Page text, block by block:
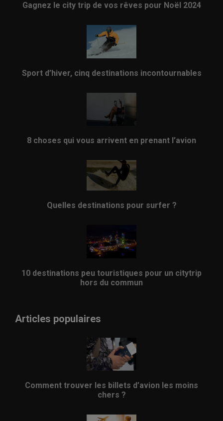
Gagnez le city trip de vos rêves pour Noël 2024
Sport d’hiver, cinq destinations incontournables
8 choses qui vous arrivent en prenant l’avion
Quelles destinations pour surfer ?
10 destinations peu touristiques pour un citytrip
hors du commun
Articles populaires
Comment trouver les billets d’avion les moins
chers ?